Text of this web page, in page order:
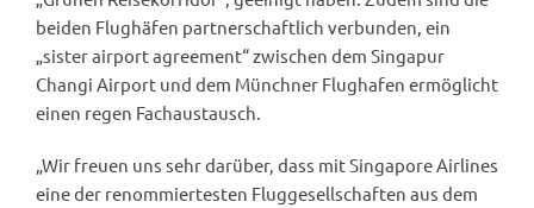
beiden Flughäfen partnerschaftlich verbunden, ein
„sister airport agreement“ zwischen dem Singapur
Changi Airport und dem Münchner Flughafen ermöglicht
einen regen Fachaustausch.
„Wir freuen uns sehr darüber, dass mit Singapore Airlines
eine der renommiertesten Fluggesellschaften aus dem